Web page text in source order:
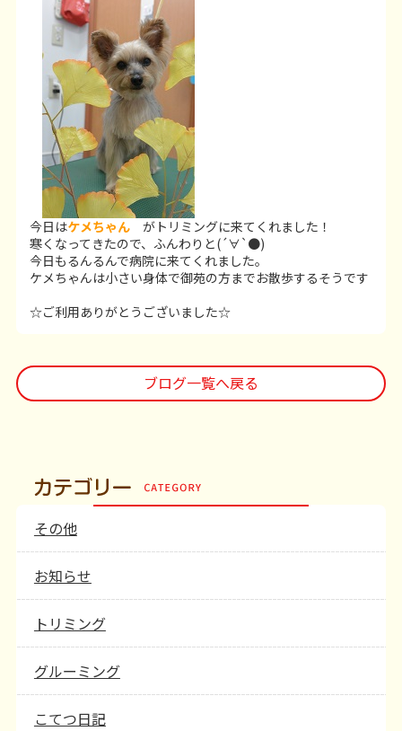
今日はケメちゃん がトリミングに来てくれました！
寒くなってきたので、ふんわりと(´∀`●)
今日もるんるんで病院に来てくれました。
ケメちゃんは小さい身体で御苑の方までお散歩するそうです
☆ご利用ありがとうございました☆
ブログ一覧へ戻る
その他
お知らせ
トリミング
グルーミング
こてつ日記